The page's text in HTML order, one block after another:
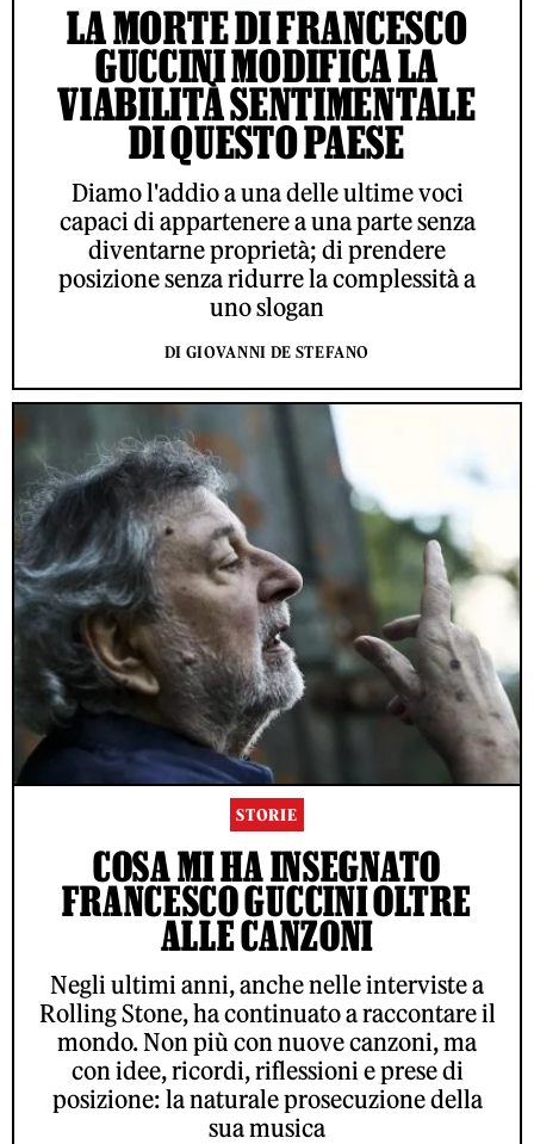
LA MORTE DI FRANCESCO
GUCCINI MODIFICA LA
VIABILITÀ SENTIMENTALE
DI QUESTO PAESE
Diamo l'addio a una delle ultime voci
capaci di appartenere a una parte senza
diventarne proprietà; di prendere
posizione senza ridurre la complessità a
uno slogan
DI GIOVANNI DE STEFANO
STORIE
COSA MI HA INSEGNATO
FRANCESCO GUCCINI OLTRE
ALLE CANZONI
Negli ultimi anni, anche nelle interviste a
Rolling Stone, ha continuato a raccontare il
mondo. Non più con nuove canzoni, ma
con idee, ricordi, riflessioni e prese di
posizione: la naturale prosecuzione della
sua musica